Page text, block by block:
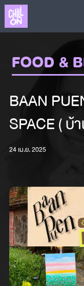
FOOD &
BAAN
SPACE ( บ้
24 เม.ย. 2025